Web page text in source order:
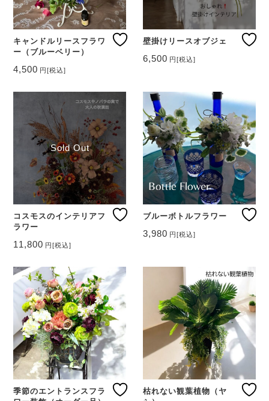
バ
リ
エ
ー
シ
ョ
ン
す。
商
品
ー
か
ら
択
き
ま
す
キャンドルリースフラワ
ー（ブルーベリー）
4,500 円[税込]
壁掛けリースオブジェ
6,500 円[税込]
Sold Out
コスモスのインテリアフ
ラワー
11,800 円 [税込]
ブルーボトルフラワー
3,980 円 [税込]
季節のエントランスフラ
枯れない観葉植物（ヤ